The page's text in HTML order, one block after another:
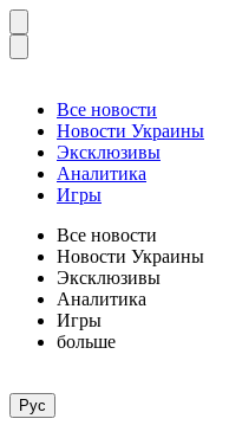
Все новости
Новости Украины
Эксклюзивы
Аналитика
Игры
Все новости
Новости Украины
Эксклюзивы
Аналитика
Игры
больше
Рус